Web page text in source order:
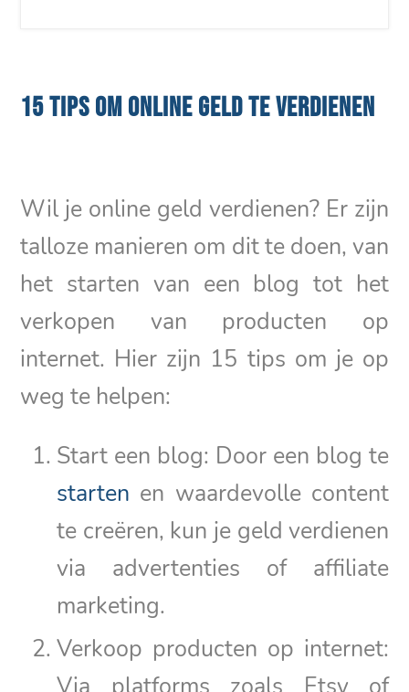
15 TIPS OM ONLINE GELD TE VERDIENEN
Wil je online geld verdienen? Er zijn
talloze manieren om dit te doen, van
het starten van een blog tot het
verkopen van producten op
internet. Hier zijn 15 tips om je op
weg te helpen:
Start een blog: Door een blog te
starten en waardevolle content
te creëren, kun je geld verdienen
via advertenties of affiliate
marketing.
Verkoop producten op internet: